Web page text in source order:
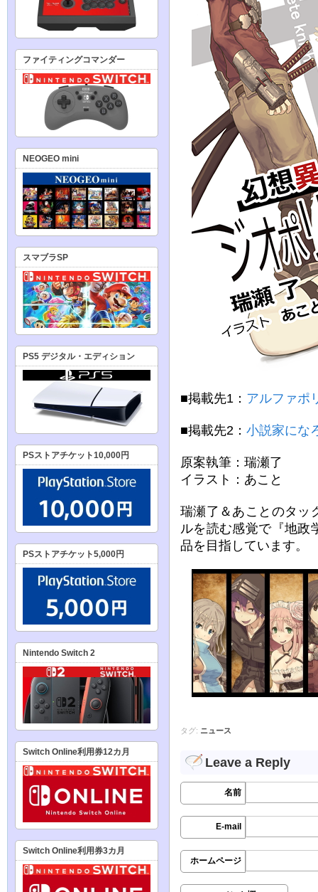
■掲載先1： アルファポ
■掲載先2： 小説家にな
原案執筆：瑞瀬了
イラスト：あこと
瑞瀬了＆あことのタッ
ルを読む感覚で『地政
品を目指しています。
タグ: ニュース
Leave a Reply
名前
E-mail
ホームページ
ファイティングコマンダー
NEOGEO mini
スマブラSP
PS5 デジタル・エディション
PSストアチケット10,000円
PSストアチケット5,000円
Nintendo Switch 2
Switch Online利用券12カ月
Switch Online利用券3カ月